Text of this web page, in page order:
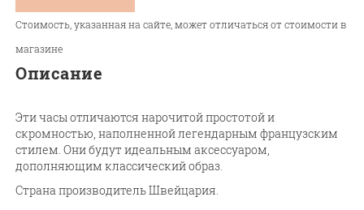
Стоимость, указанная на сайте, может отличаться от стоимости в
магазине
Описание
Эти часы отличаются нарочитой простотой и
скромностью, наполненной легендарным французским
стилем. Они будут идеальным аксессуаром,
дополняющим классический образ.
Страна производитель Швейцария.